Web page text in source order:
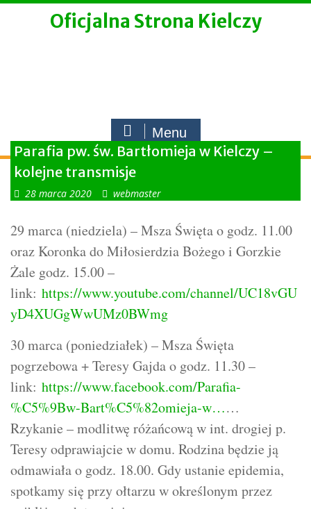
Skip
Oficjalna Strona Kielczy
Menu
Parafia pw. św. Bartłomieja w Kielczy –
kolejne transmisje
28 marca 2020 webmaster
29 marca (niedziela) – Msza Święta o godz. 11.00
oraz Koronka do Miłosierdzia Bożego i Gorzkie
Żale godz. 15.00 –
link: https://www.youtube.com/channel/UC18vGU
yD4XUGgWwUMz0BWmg
30 marca (poniedziałek) – Msza Święta
pogrzebowa + Teresy Gajda o godz. 11.30 –
link: https://www.facebook.com/Parafia-
%C5%9Bw-Bart%C5%82omieja-w……
Rzykanie – modlitwę różańcową w int. drogiej p.
Teresy odprawiajcie w domu. Rodzina będzie ją
odmawiała o godz. 18.00. Gdy ustanie epidemia,
spotkamy się przy ołtarzu w określonym przez